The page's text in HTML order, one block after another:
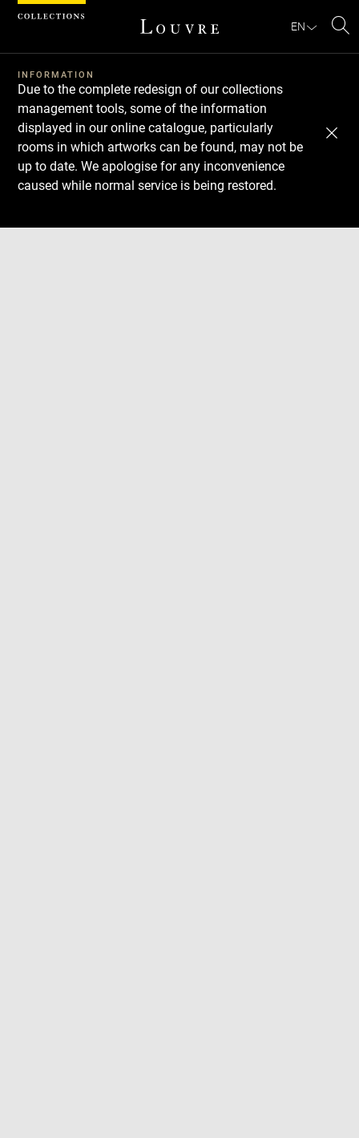
EN
INFORMATION
Due to the complete redesign of our collections
management tools, some of the information
displayed in our online catalogue, particularly
rooms in which artworks can be found, may not be
up to date. We apologise for any inconvenience
caused while normal service is being restored.
Download
Next
Previous
Cookies management panel